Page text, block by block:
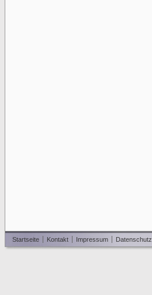
Startseite Kontakt Impressum Datenschutz